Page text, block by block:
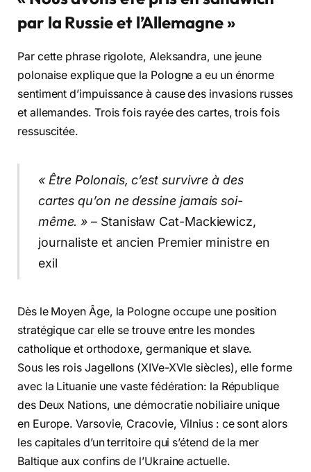
par la Russie et l’Allemagne »
Par cette phrase rigolote, Aleksandra, une jeune
polonaise explique que la Pologne a eu un énorme
sentiment d’impuissance à cause des invasions russes
et allemandes. Trois fois rayée des cartes, trois fois
ressuscitée.
« Être Polonais, c’est survivre à des
cartes qu’on ne dessine jamais soi-
même. » – Stanisław Cat-Mackiewicz,
journaliste et ancien Premier ministre en
exil
Dès le Moyen Âge, la Pologne occupe une position
stratégique car elle se trouve entre les mondes
catholique et orthodoxe, germanique et slave.
Sous les rois Jagellons (XIVe-XVIe siècles), elle forme
avec la Lituanie une vaste fédération: la République
des Deux Nations, une démocratie nobiliaire unique
en Europe. Varsovie, Cracovie, Vilnius : ce sont alors
les capitales d’un territoire qui s’étend de la mer
Baltique aux confins de l’Ukraine actuelle.